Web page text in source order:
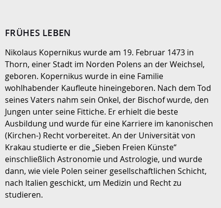
FRÜHES LEBEN
Nikolaus Kopernikus wurde am 19. Februar 1473 in
Thorn, einer Stadt im Norden Polens an der Weichsel,
geboren. Kopernikus wurde in eine Familie
wohlhabender Kaufleute hineingeboren. Nach dem Tod
seines Vaters nahm sein Onkel, der Bischof wurde, den
Jungen unter seine Fittiche. Er erhielt die beste
Ausbildung und wurde für eine Karriere im kanonischen
(Kirchen-) Recht vorbereitet. An der Universität von
Krakau studierte er die „Sieben Freien Künste“
einschließlich Astronomie und Astrologie, und wurde
dann, wie viele Polen seiner gesellschaftlichen Schicht,
nach Italien geschickt, um Medizin und Recht zu
studieren.